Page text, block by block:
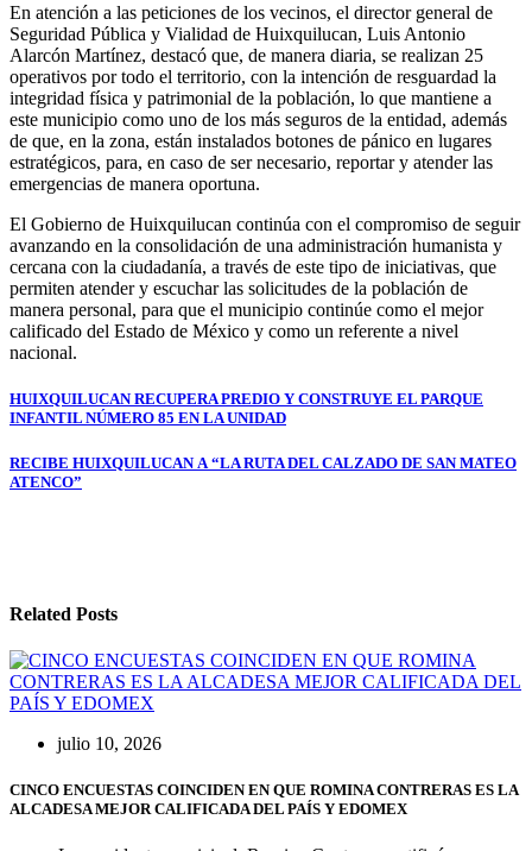
En atención a las peticiones de los vecinos, el director general de
Seguridad Pública y Vialidad de Huixquilucan, Luis Antonio
Alarcón Martínez, destacó que, de manera diaria, se realizan 25
operativos por todo el territorio, con la intención de resguardad la
integridad física y patrimonial de la población, lo que mantiene a
este municipio como uno de los más seguros de la entidad, además
de que, en la zona, están instalados botones de pánico en lugares
estratégicos, para, en caso de ser necesario, reportar y atender las
emergencias de manera oportuna.
El Gobierno de Huixquilucan continúa con el compromiso de seguir
avanzando en la consolidación de una administración humanista y
cercana con la ciudadanía, a través de este tipo de iniciativas, que
permiten atender y escuchar las solicitudes de la población de
manera personal, para que el municipio continúe como el mejor
calificado del Estado de México y como un referente a nivel
nacional.
Navegación
de
entradas
HUIXQUILUCAN RECUPERA PREDIO Y CONSTRUYE EL PARQUE
INFANTIL NÚMERO 85 EN LA UNIDAD
RECIBE HUIXQUILUCAN A “LA RUTA DEL CALZADO DE SAN MATEO
ATENCO”
Related Posts
julio 10, 2026
CINCO ENCUESTAS COINCIDEN EN QUE ROMINA CONTRERAS ES LA
ALCADESA MEJOR CALIFICADA DEL PAÍS Y EDOMEX